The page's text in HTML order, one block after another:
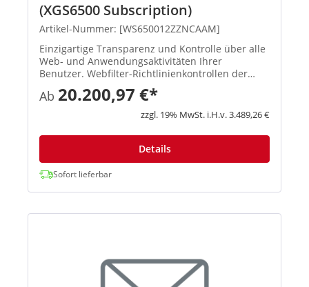
(XGS6500 Subscription)
Artikel-Nummer: [WS650012ZZNCAAM]
Einzigartige Transparenz und Kontrolle über alle
Web- und Anwendungsaktivitäten Ihrer
Benutzer. Webfilter-Richtlinienkontrollen der
Enterprise-Klasse und einzigartiger Schutz mit
benutzer- und gruppenbasierten Next-Gen-
Anwendungskontrollen. Leistungs...
Ab 20.200,97 €*
zzgl. 19% MwSt. i.H.v. 3.489,26 €
Details
Sofort lieferbar